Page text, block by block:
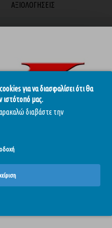
για να διασφαλίσει ότι θα
ιστότοπό μας.
διαβάστε την
ΑΞΙΟΛΟΓΉΣΕΙΣ
ρυθμιζόμενα πλαϊνά κορδόνια για
ΊΔΙΑ BRAND